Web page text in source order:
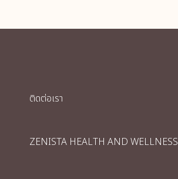
ติดต่อเรา
ZENISTA HEALTH AND WELLNESS